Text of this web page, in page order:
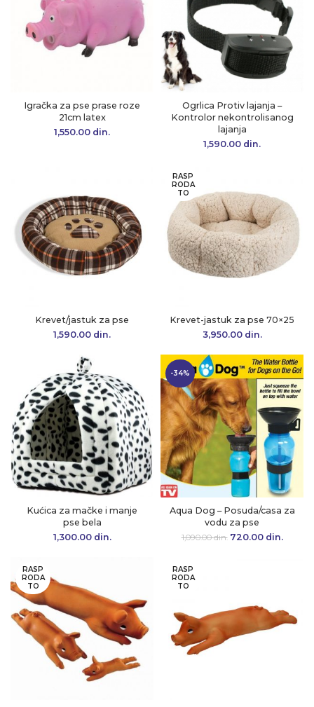
Igračka za pse prase roze
21cm latex
1,550.00 din.
Ogrlica Protiv lajanja –
Kontrolor nekontrolisanog
lajanja
1,590.00 din.
Krevet/jastuk za pse
1,590.00 din.
RASP
RODA
TO
Krevet-jastuk za pse 70×25
3,950.00 din.
Kućica za mačke i manje
pse bela
1,300.00 din.
-34%
Aqua Dog – Posuda/casa za
vodu za pse
1,090.00din. Originalna cena
720.00 din.
RASP
RODA
TO
RASP
RODA
TO